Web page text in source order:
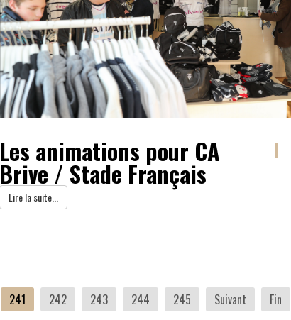
Les animations pour CA
Brive / Stade Français
Lire la suite...
241 242 243 244 245 Suivant Fin